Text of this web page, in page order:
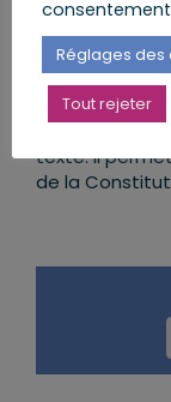
Le 8 mars
des droits des
scellement.
texte. Il
de la
Réglages des
Tout rejeter